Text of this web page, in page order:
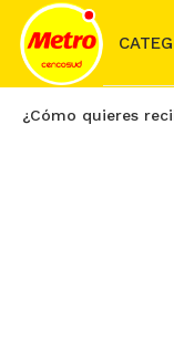
¿Cómo quieres